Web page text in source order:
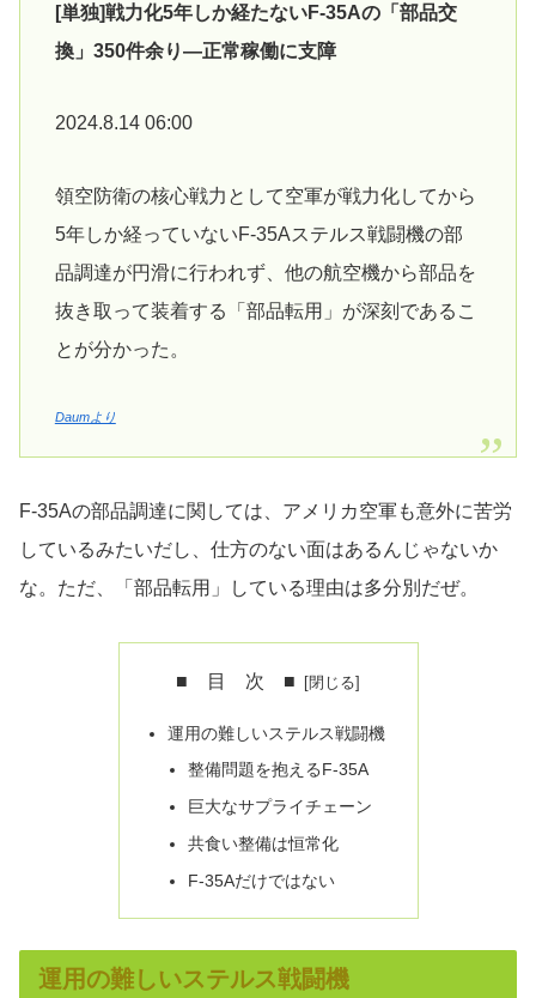
[単独]戦力化5年しか経たないF-35Aの「部品交
換」350件余り—正常稼働に支障
2024.8.14 06:00
領空防衛の核心戦力として空軍が戦力化してから
5年しか経っていないF-35Aステルス戦闘機の部
品調達が円滑に行われず、他の航空機から部品を
抜き取って装着する「部品転用」が深刻であるこ
とが分かった。
Daumより
F-35Aの部品調達に関しては、アメリカ空軍も意外に苦労
しているみたいだし、仕方のない面はあるんじゃないか
な。ただ、「部品転用」している理由は多分別だぜ。
■ 目 次 ■
運用の難しいステルス戦闘機
整備問題を抱えるF-35A
巨大なサプライチェーン
共食い整備は恒常化
F-35Aだけではない
運用の難しいステルス戦闘機